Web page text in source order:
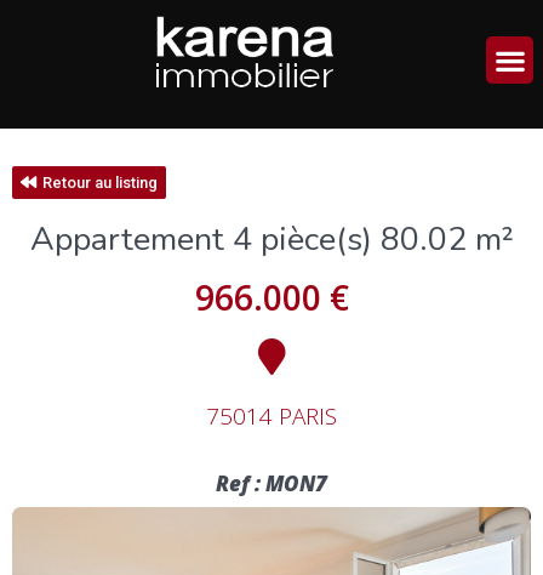
Retour au listing
Appartement 4 pièce(s) 80.02 m²
966.000 €
75014 PARIS
Ref : MON7